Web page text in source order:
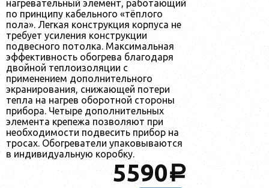
нагревательный элемент, работающий
по принципу кабельного «тёплого
пола». Легкая конструкция корпуса не
требует усиления конструкции
подвесного потолка. Максимальная
эффективность обогрева благодаря
двойной теплоизоляции с
применением дополнительного
экранирования, снижающей потери
тепла на нагрев оборотной стороны
прибора. Четыре дополнительных
элемента крепежа позволяют при
необходимости подвесить прибор на
тросах. Обогреватели упаковываются
в индивидуальную коробку.
5590a